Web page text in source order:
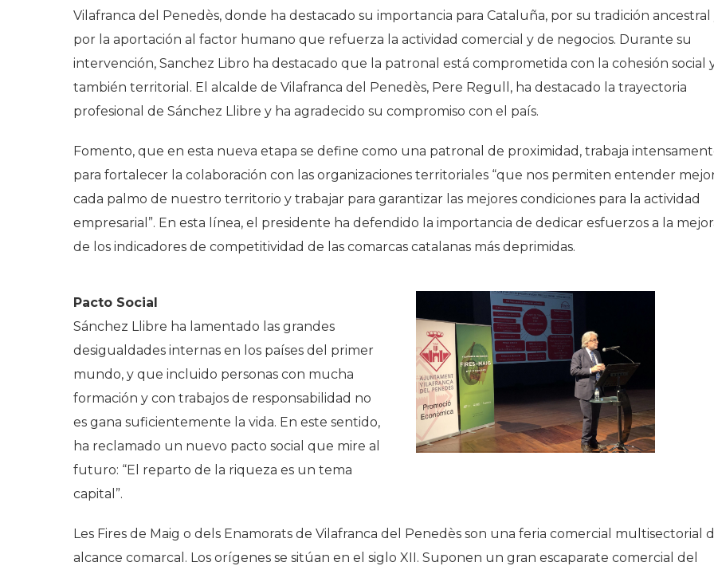
Vilafranca del Penedès, donde ha destacado su importancia para Cataluña, por su tradición ancestral
por la aportación al factor humano que refuerza la actividad comercial y de negocios. Durante su
intervención, Sanchez Libro ha destacado que la patronal está comprometida con la cohesión social
también territorial. El alcalde de Vilafranca del Penedès, Pere Regull, ha destacado la trayectoria
profesional de Sánchez Llibre y ha agradecido su compromiso con el país.
Fomento, que en esta nueva etapa se define como una patronal de proximidad, trabaja
para fortalecer la colaboración con las organizaciones territoriales “que nos permiten entender
cada palmo de nuestro territorio y trabajar para garantizar las mejores condiciones para la actividad
empresarial”. En esta línea, el presidente ha defendido la importancia de dedicar esfuerzos a la
de los indicadores de competitividad de las comarcas catalanas más deprimidas.
Pacto Social
Sánchez Llibre ha lamentado las grandes
desigualdades internas en los países del primer
mundo, y que incluido personas con mucha
formación y con trabajos de responsabilidad no
es gana suficientemente la vida. En este sentido,
ha reclamado un nuevo pacto social que mire al
futuro: “El reparto de la riqueza es un tema
capital”.
Les Fires de Maig o dels Enamorats de Vilafranca del Penedès son una feria comercial multisectorial
alcance comarcal. Los orígenes se sitúan en el siglo XII. Suponen un gran escaparate comercial del